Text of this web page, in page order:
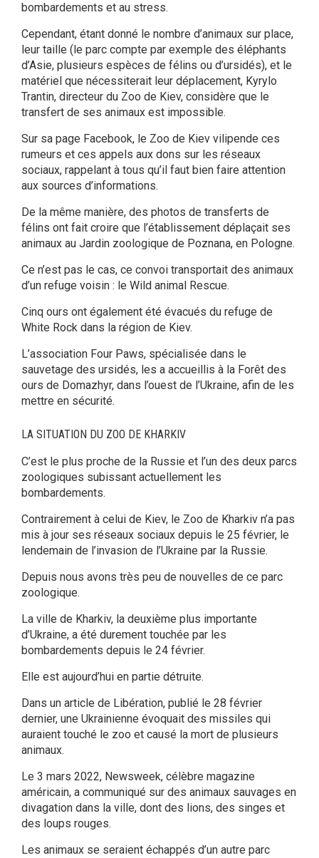
bombardements et au stress.
Cependant, étant donné le nombre d’animaux sur place,
leur taille (le parc compte par exemple des éléphants
d’Asie, plusieurs espèces de félins ou d’ursidés), et le
matériel que nécessiterait leur déplacement, Kyrylo
Trantin, directeur du Zoo de Kiev, considère que le
transfert de ses animaux est impossible.
Sur sa page Facebook, le Zoo de Kiev vilipende ces
rumeurs et ces appels aux dons sur les réseaux
sociaux, rappelant à tous qu’il faut bien faire attention
aux sources d’informations.
De la même manière, des photos de transferts de
félins ont fait croire que l’établissement déplaçait ses
animaux au Jardin zoologique de Poznana, en Pologne.
Ce n’est pas le cas, ce convoi transportait des animaux
d’un refuge voisin : le Wild animal Rescue.
Cinq ours ont également été évacués du refuge de
White Rock dans la région de Kiev.
L’association Four Paws, spécialisée dans le
sauvetage des ursidés, les a accueillis à la Forêt des
ours de Domazhyr, dans l’ouest de l’Ukraine, afin de les
mettre en sécurité.
LA SITUATION DU ZOO DE KHARKIV
C’est le plus proche de la Russie et l’un des deux parcs
zoologiques subissant actuellement les
bombardements.
Contrairement à celui de Kiev, le Zoo de Kharkiv n’a pas
mis à jour ses réseaux sociaux depuis le 25 février, le
lendemain de l’invasion de l’Ukraine par la Russie.
Depuis nous avons très peu de nouvelles de ce parc
zoologique.
La ville de Kharkiv, la deuxième plus importante
d’Ukraine, a été durement touchée par les
bombardements depuis le 24 février.
Elle est aujourd’hui en partie détruite.
Dans un article de Libération, publié le 28 février
dernier, une Ukrainienne évoquait des missiles qui
auraient touché le zoo et causé la mort de plusieurs
animaux.
Le 3 mars 2022, Newsweek, célèbre magazine
américain, a communiqué sur des animaux sauvages en
divagation dans la ville, dont des lions, des singes et
des loups rouges.
Les animaux se seraient échappés d’un autre parc